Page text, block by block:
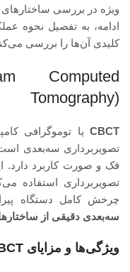
ویژه در بررسی
ادامه، به تفصیل نحوه
کلیدی آن‌ها را بررسی
Computed
Tomography)
CBCT یا توموگرافی
تصویربرداری سه‌بعدی است
فک و صورت کاربرد دارد.
تصویربرداری استفاده
چرخش کامل دستگاه
سه‌بعدی دقیقی از
ویژگی‌ها و مزایای CBCT: